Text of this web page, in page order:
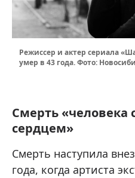
Режиссер и актер сериала
умер в 43 года. Фото:
Смерть «человека
сердцем»
Смерть наступила
года, когда артиста